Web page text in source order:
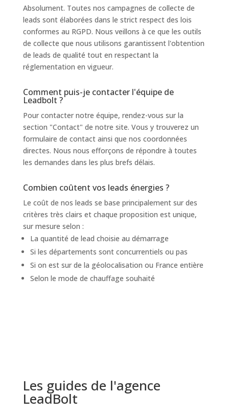
Absolument. Toutes nos campagnes de collecte de
leads sont élaborées dans le strict respect des lois
conformes au RGPD. Nous veillons à ce que les outils
de collecte que nous utilisons garantissent l'obtention
de leads de qualité tout en respectant la
réglementation en vigueur.
Comment puis-je contacter l'équipe de
Leadbolt ?
Pour contacter notre équipe, rendez-vous sur la
section "Contact" de notre site. Vous y trouverez un
formulaire de contact ainsi que nos coordonnées
directes. Nous nous efforçons de répondre à toutes
les demandes dans les plus brefs délais.
Combien coûtent vos leads énergies ?
Le coût de nos leads se base principalement sur des
critères très clairs et chaque proposition est unique,
sur mesure selon :
La quantité de lead choisie au démarrage
Si les départements sont concurrentiels ou pas
Si on est sur de la géolocalisation ou France entière
Selon le mode de chauffage souhaité
Les guides de l'agence
LeadBolt